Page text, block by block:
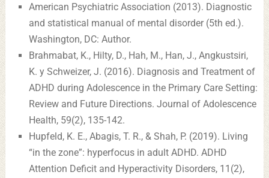
American Psychiatric Association (2013). Diagnostic
and statistical manual of mental disorder (5th ed.).
Washington, DC: Author.
Brahmabat, K., Hilty, D., Hah, M., Han, J., Angkustsiri,
K. y Schweizer, J. (2016). Diagnosis and Treatment of
ADHD during Adolescence in the Primary Care Setting:
Review and Future Directions. Journal of Adolescence
Health, 59(2), 135-142.
Hupfeld, K. E., Abagis, T. R., & Shah, P. (2019). Living
“in the zone”: hyperfocus in adult ADHD. ADHD
Attention Deficit and Hyperactivity Disorders, 11(2),